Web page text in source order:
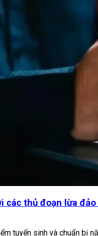
các thủ đoạn lừa
tuyển sinh và chuẩn bị